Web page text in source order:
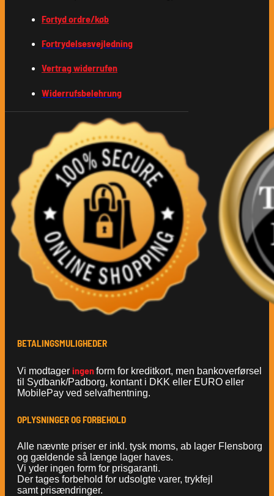
Fortyd ordre/køb
Fortrydelsesvejledning
Vertrag widerrufen
Widerrufsbelehrung
BETALINGSMULIGHEDER
Vi modtager ingenform for kreditkort, men bankoverførsel
til Sydbank/Padborg, kontant i DKK eller EURO eller
MobilePay ved selvafhentning.
OPLYSNINGER OG FORBEHOLD
Alle nævnte priser er inkl. tysk moms, ab lager Flensborg
og gældende så længe lager haves.
Vi yder ingen form for prisgaranti.
Der tages forbehold for udsolgte varer, trykfejl
samt prisændringer.